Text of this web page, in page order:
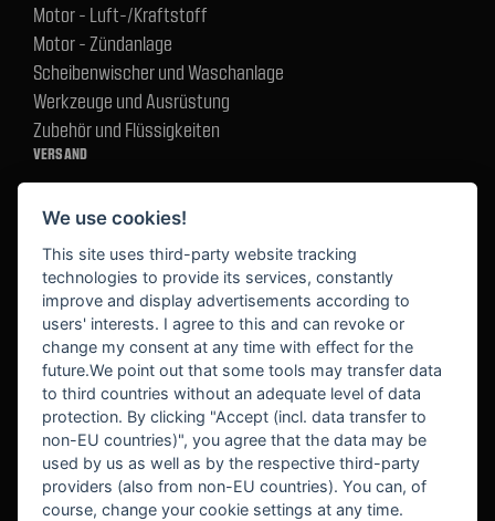
Motor - Luft-/Kraftstoff
Motor - Zündanlage
Scheibenwischer und Waschanlage
Werkzeuge und Ausrüstung
Zubehör und Flüssigkeiten
VERSAND
BEKANNT AUS
We use cookies!
This site uses third-party website tracking
technologies to provide its services, constantly
improve and display advertisements according to
users' interests. I agree to this and can revoke or
change my consent at any time with effect for the
future.We point out that some tools may transfer data
to third countries without an adequate level of data
protection. By clicking "Accept (incl. data transfer to
non-EU countries)", you agree that the data may be
used by us as well as by the respective third-party
providers (also from non-EU countries). You can, of
course, change your cookie settings at any time.